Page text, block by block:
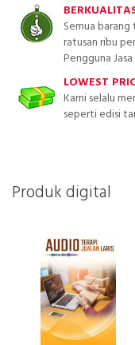
Semua
ratusan ribu
Pengguna
LOWEST
Kami selalu
seperti edisi
Produk digital